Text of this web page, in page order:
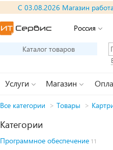
С 03.08.2026 Магазин
Россия
Каталог товаров
Услуги Магазин
Все категории > Товары >
Категории
Программное обеспечение 11